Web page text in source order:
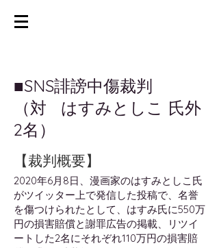
​■SNS誹謗中傷裁判
（対 はすみとしこ 氏外
2名）
【裁判概要】
2020年6月8日、漫画家のはすみとしこ氏
がツイッター上で発信した投稿で、名誉
を傷つけられたとして、はすみ氏に550万
円の損害賠償と謝罪広告の掲載、リツイ
ートした2名にそれぞれ110万円の損害賠